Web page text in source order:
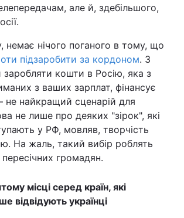
але й, здебільшого,
немає нічого поганого в тому, що
підзаробити за кордоном. З
заробляти кошти в Росію, яка з
з ваших зарплат, фінансує
найкращий сценарій для
не лише про деяких "зірок", які
у РФ, мовляв, творчість
На жаль, такий вибір роблять
громадян.
місці серед країн, які
відвідують українці